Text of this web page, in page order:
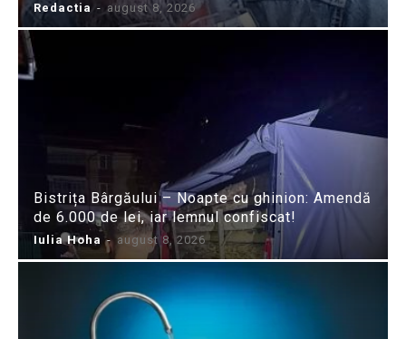
Redactia - august 8, 2026
Bistrița Bârgăului – Noapte cu ghinion: Amendă
de 6.000 de lei, iar lemnul confiscat!
Iulia Hoha - august 8, 2026